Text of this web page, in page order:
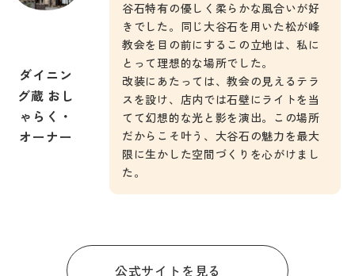
ダイニン
グ蔵 おし
ゃらく・
オーナー
谷石特有の優しく柔らかな風合いが好
きでした。同じ大谷石を用いた松が峰
教会を目の前にするこの立地は、私に
とって理想的な場所でした。
改装にあたっては、教会の見えるテラ
スを設け、店内では石壁にライトを当
てて幻想的な光と影を演出。この場所
だからこそ叶う、大谷石の魅力を最大
限に生かした空間づくりを心がけまし
た。
公式サイトを見る